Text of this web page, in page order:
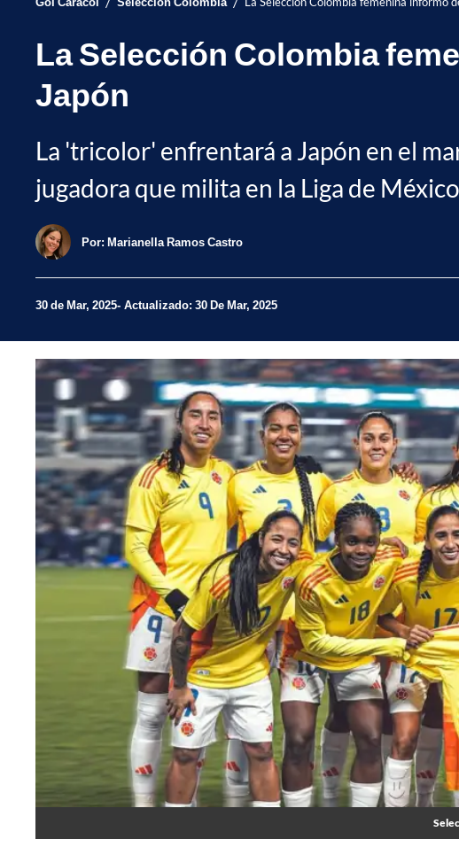
La Selección Colombia
Japón
La 'tricolor' enfrentará a Japón en el
jugadora que milita en la Liga de
Por: Marianella Ramos Castro
30 de Mar, 2025 Actualizado: 30 De Mar, 2025